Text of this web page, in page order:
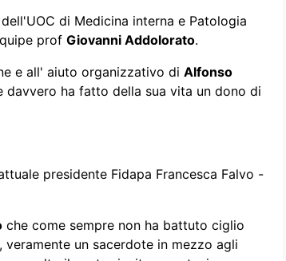
di Medicina interna e Patologia
prof Giovanni Addolorato.
e all' aiuto organizzativo di Alfonso
davvero ha fatto della sua vita un dono di
presidente Fidapa Francesca Falvo -
che come sempre non ha battuto ciglio
, veramente un sacerdote in mezzo agli